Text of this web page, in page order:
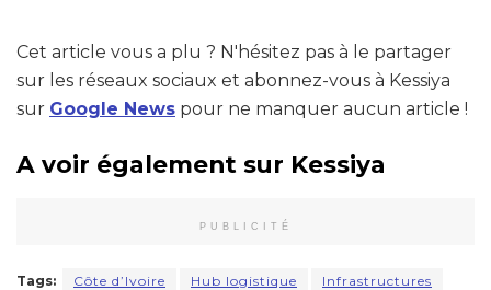
Cet article vous a plu ? N'hésitez pas à le partager
sur les réseaux sociaux et abonnez-vous à Kessiya
sur Google News pour ne manquer aucun article !
A voir également sur Kessiya
PUBLICITÉ
Tags: Côte d’Ivoire Hub logistique
Infrastructures